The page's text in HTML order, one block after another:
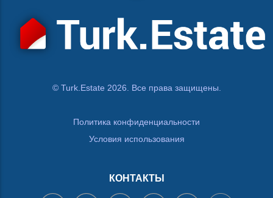
© Turk.Estate 2026. Все права защищены.
Политика конфиденциальности
Условия использования
КОНТАКТЫ